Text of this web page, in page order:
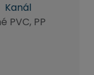
Kanál
PVC, PP